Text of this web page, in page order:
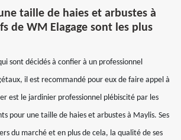
taille de haies et arbustes à
de WM Elagage sont les plus
sont décidés à confier à un professionnel
il est recommandé pour eux de faire appel à
est le jardinier professionnel plébiscité par les
pour une taille de haies et arbustes à Maylis. Ses
du marché et en plus de cela, la qualité de ses